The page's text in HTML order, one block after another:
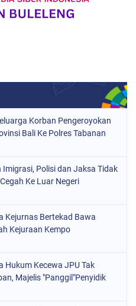
Korban Pengeroyokan
Bali Ke Polres Tabanan
Polisi dan Jaksa Tidak
Ke Luar Negeri
Kejurnas Bertekad Bawa
Kejuraan Kempo
Hukum Kecewa JPU Tak
Majelis "Panggil"Penyidik